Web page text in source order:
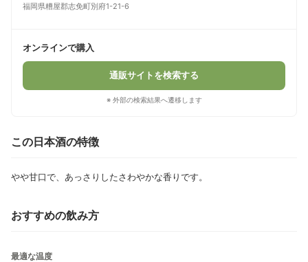
福岡県糟屋郡志免町別府1-21-6
オンラインで購入
通販サイトを検索する
※ 外部の検索結果へ遷移します
この日本酒の特徴
やや甘口で、あっさりしたさわやかな香りです。
おすすめの飲み方
最適な温度